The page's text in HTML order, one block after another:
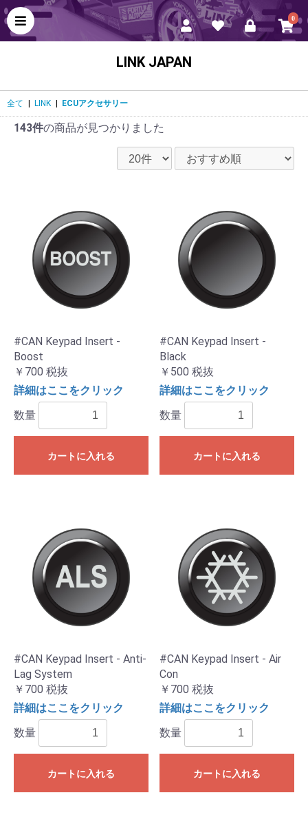
0
LINK JAPAN
全て LINK ECUアクセサリー
143件の商品が見つかりました
#CAN Keypad Insert -
Boost
￥700 税抜
詳細はここをクリック
数量
カートに入れる
#CAN Keypad Insert -
Black
￥500 税抜
詳細はここをクリック
数量
カートに入れる
#CAN Keypad Insert - Anti-
Lag System
￥700 税抜
詳細はここをクリック
数量
カートに入れる
#CAN Keypad Insert - Air
Con
￥700 税抜
詳細はここをクリック
数量
カートに入れる